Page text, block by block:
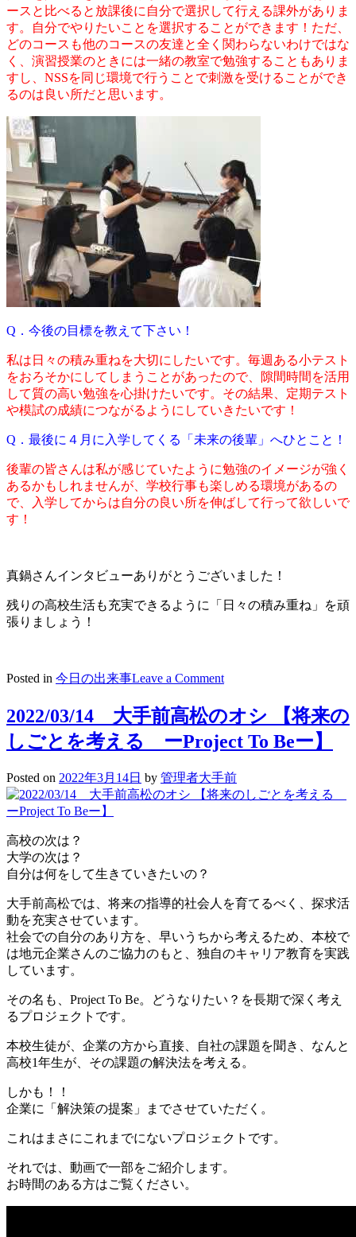
ースと比べると放課後に自分で選択して行える課外がありま
す。自分でやりたいことを選択することができます！ただ、
どのコースも他のコースの友達と全く関わらないわけではな
く、演習授業のときには一緒の教室で勉強することもありま
すし、NSSを同じ環境で行うことで刺激を受けることができ
るのは良い所だと思います。
Q．今後の目標を教えて下さい！
私は日々の積み重ねを大切にしたいです。毎週ある小テスト
をおろそかにしてしまうことがあったので、隙間時間を活用
して質の高い勉強を心掛けたいです。その結果、定期テスト
や模試の成績につながるようにしていきたいです！
Q．最後に４月に入学してくる「未来の後輩」へひとこと！
後輩の皆さんは私が感じていたように勉強のイメージが強く
あるかもしれませんが、学校行事も楽しめる環境があるの
で、入学してからは自分の良い所を伸ばして行って欲しいで
す！
真鍋さんインタビューありがとうございました！
残りの高校生活も充実できるように「日々の積み重ね」を頑
張りましょう！
Posted in 今日の出来事Leave a Commenton
徒
か
見
た
1
ン
タ
ー
2022/03/14 大手前高松のオシ 【将来の
しごとを考える ーProject To Beー】
Posted on 2022年3月14日 by 管理者大手前
高校の次は？
大学の次は？
自分は何をして生きていきたいの？
大手前高松では、将来の指導的社会人を育てるべく、探求活
動を充実させています。
社会での自分のあり方を、早いうちから考えるため、本校で
は地元企業さんのご協力のもと、独自のキャリア教育を実践
しています。
その名も、Project To Be。どうなりたい？を長期で深く考え
るプロジェクトです。
本校生徒が、企業の方から直接、自社の課題を聞き、なんと
高校1年生が、その課題の解決法を考える。
しかも！！
企業に「解決策の提案」までさせていただく。
これはまさにこれまでにないプロジェクトです。
それでは、動画で一部をご紹介します。
お時間のある方はご覧ください。